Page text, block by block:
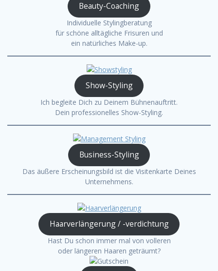
Beauty-Coaching
Individuelle Stylingberatung
für schöne alltägliche Frisuren und
ein natürliches Make-up.
Show-Styling
Ich begleite Dich zu Deinem Bühnenauftritt.
Dein professionelles Show-Styling.
Business-Styling
Das äußere Erscheinungsbild ist die Visitenkarte Deines
Unternehmens.
Haarverlängerung / -verdichtung
Hast Du schon immer mal von volleren
oder längeren Haaren geträumt?